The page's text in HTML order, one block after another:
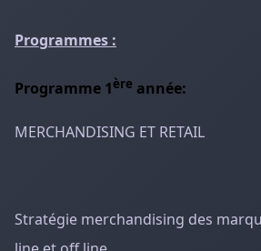
Programmes :
Programme 1ère année:
MERCHANDISING ET RETAIL
Stratégie merchandising des